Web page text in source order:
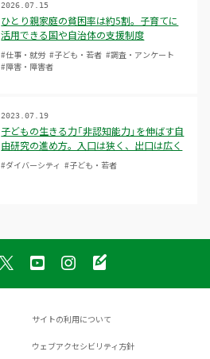
ひとり親家庭の貧困率は約5割。子育てに
活用できる国や自治体の支援制度
2026.07.15
#仕事・就労 #子ども・若者 #調査・アンケート
#障害・障害者
子どもの生きる力「非認知能力」を伸ばす自
由研究の進め方。入口は狭く、出口は広く
2023.07.19
#ダイバーシティ #子ども・若者
サイトの利用について
ウェブアクセシビリティ方針